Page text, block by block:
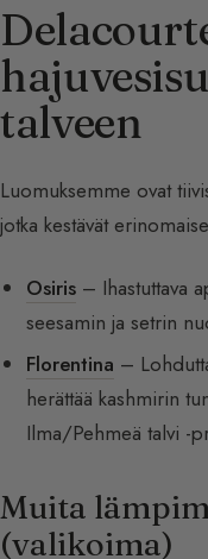
talveen
Luomuksemme ovat
jotka kestävät
Osiris – Ihastuttava
seesamin ja setrin
Florentina –
herättää kashmirin
Ilma/Pehmeä talvi -
Muita
(valikoima)